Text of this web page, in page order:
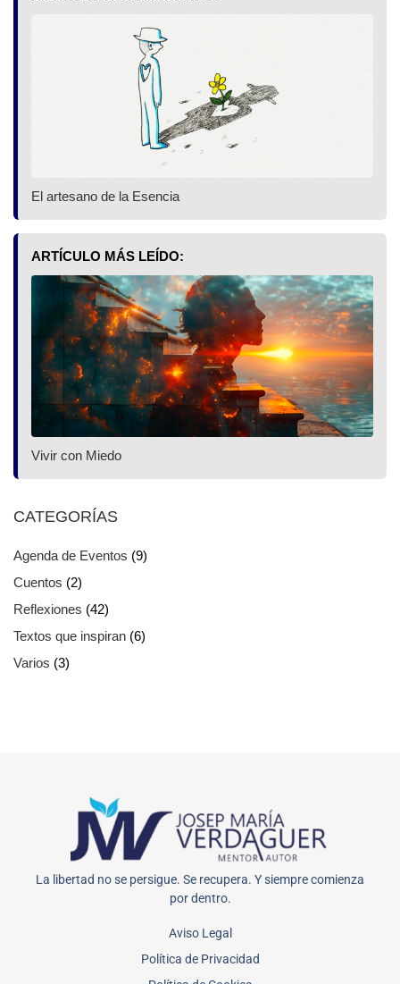
El artesano de la Esencia
ARTÍCULO MÁS LEÍDO:
Vivir con Miedo
CATEGORÍAS
Agenda de Eventos (9)
Cuentos (2)
Reflexiones (42)
Textos que inspiran (6)
Varios (3)
La libertad no se persigue. Se recupera. Y siempre comienza
por dentro.
Aviso Legal
Política de Privacidad